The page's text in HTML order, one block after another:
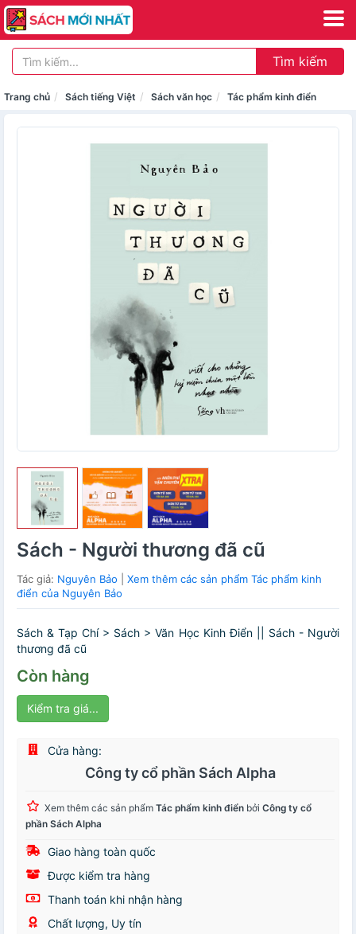
Tìm kiếm
Trang chủ Sách tiếng Việt Sách văn học Tác phẩm kinh điển
Sách - Người thương đã cũ
Tác giả: Nguyên Bảo
Xem thêm các sản phẩm Tác phẩm kinh
điển của Nguyên Bảo
Sách & Tạp Chí > Sách > Văn Học Kinh Điển || Sách - Người
thương đã cũ
Còn hàng
Kiểm tra giá...
Cửa hàng:
Công ty cổ phần Sách Alpha
Xem thêm các sản phẩm Tác phẩm kinh điển bởi Công ty cổ
phần Sách Alpha
Giao hàng toàn quốc
Được kiểm tra hàng
Thanh toán khi nhận hàng
Chất lượng, Uy tín